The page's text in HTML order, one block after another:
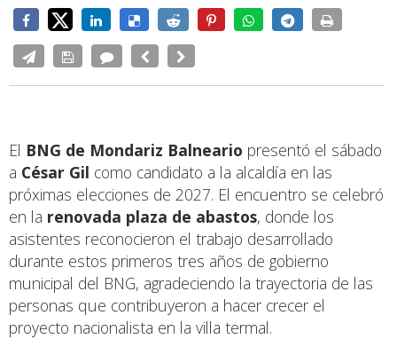
El BNG de Mondariz Balneario presentó el sábado
a César Gil como candidato a la alcaldía en las
próximas elecciones de 2027. El encuentro se celebró
en la renovada plaza de abastos, donde los
asistentes reconocieron el trabajo desarrollado
durante estos primeros tres años de gobierno
municipal del BNG, agradeciendo la trayectoria de las
personas que contribuyeron a hacer crecer el
proyecto nacionalista en la villa termal.